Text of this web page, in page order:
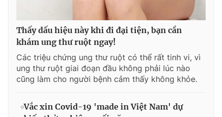
Thấy dấu hiệu này khi đi đại tiện, bạn cần
khám ung thư ruột ngay!
Các triệu chứng ung thư ruột có thể rất tinh vi, vì
ung thư ruột giai đoạn đầu không phải lúc nào
cũng làm cho người bệnh cảm thấy không khỏe.
Vắc xin Covid-19 'made in Việt Nam' dự